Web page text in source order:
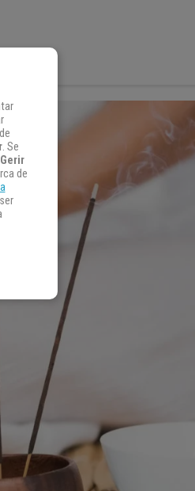
. Se
Gerir
de